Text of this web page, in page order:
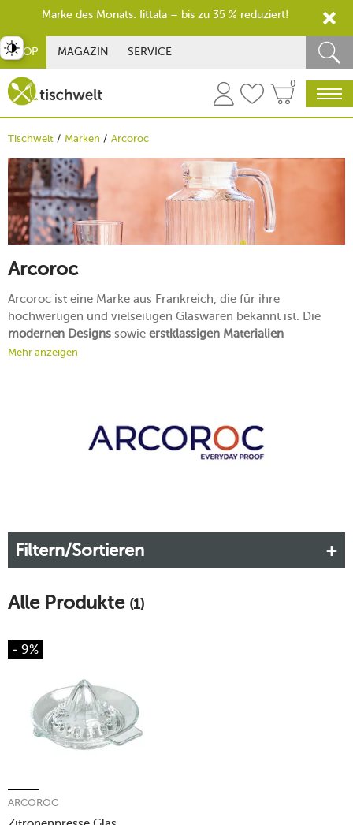
SHOP MAGAZIN SERVICE
0
Tischwelt Marken Arcoroc
Arcoroc
Arcoroc ist eine Marke aus Frankreich, die für ihre
hochwertigen und vielseitigen Glaswaren bekannt ist. Die
modernen Designs sowie erstklassigen Materialien
bereichern jeden Haushalt und können mit zahlreichen
ausführliche Beratung zu Ihrem Onlineeinkauf oder die
Beantwortung einzelner Fragen, kontaktieren Sie jetzt
Mehr anzeigen
Filtern/Sortieren
Alle Produkte (1)
- 9%
ARCOROC
umschalten
Marke des Monats: Iittala – bis zu 35 % reduziert!